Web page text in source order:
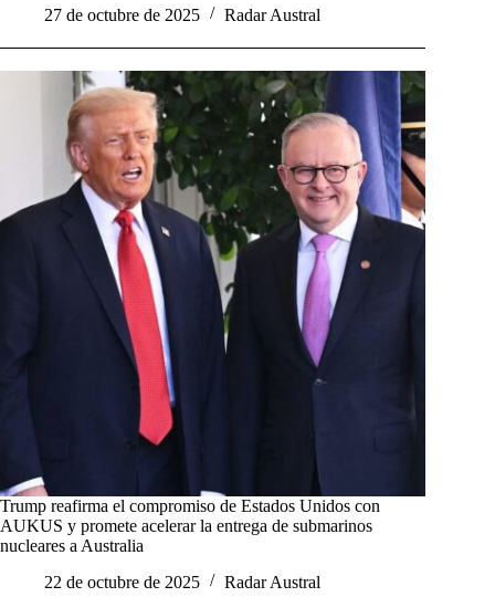
27 de octubre de 2025
Radar Austral
Trump reafirma el compromiso de Estados Unidos con
AUKUS y promete acelerar la entrega de submarinos
nucleares a Australia
22 de octubre de 2025
Radar Austral